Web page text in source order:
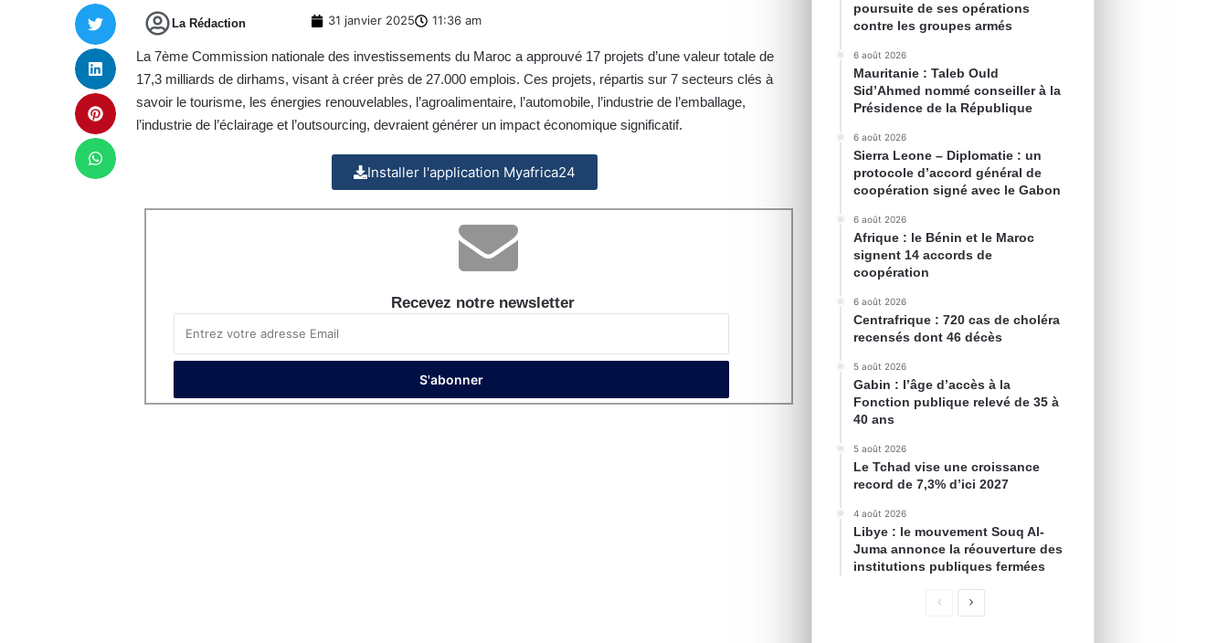
La Rédaction 31 janvier 2025 11:36 am
La 7ème Commission nationale des investissements du Maroc a approuvé 17 projets d’une valeur totale de
17,3 milliards de dirhams, visant à créer près de 27.000 emplois. Ces projets, répartis sur 7 secteurs clés à
savoir le tourisme, les énergies renouvelables, l’agroalimentaire, l’automobile, l’industrie de l’emballage,
l’industrie de l’éclairage et l’outsourcing, devraient générer un impact économique significatif.
Installer l'application Myafrica24
Recevez notre newsletter
poursuite de ses opérations
contre les groupes armés
6 août 2026
Mauritanie : Taleb Ould
Sid’Ahmed nommé conseiller à la
Présidence de la République
6 août 2026
Sierra Leone – Diplomatie : un
protocole d’accord général de
coopération signé avec le Gabon
6 août 2026
Afrique : le Bénin et le Maroc
signent 14 accords de
coopération
6 août 2026
Centrafrique : 720 cas de choléra
recensés dont 46 décès
5 août 2026
Gabin : l’âge d’accès à la
Fonction publique relevé de 35 à
40 ans
5 août 2026
Le Tchad vise une croissance
record de 7,3% d’ici 2027
4 août 2026
Libye : le mouvement Souq Al-
Juma annonce la réouverture des
institutions publiques fermées